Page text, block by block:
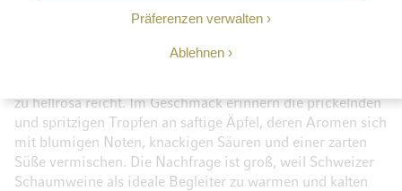
Präferenzen verwalten
Ablehnen
zu hellrosa reicht. Im Geschmack erinnern die prickelnden
und spritzigen Tropfen an saftige Äpfel, deren Aromen sich
mit blumigen Noten, knackigen Säuren und einer zarten
Süße vermischen. Die Nachfrage ist groß, weil Schweizer
Schaumweine als ideale Begleiter zu warmen und kalten